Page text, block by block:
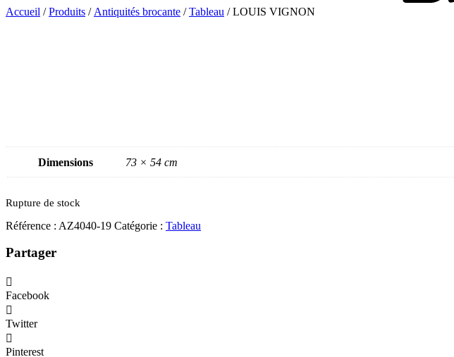
Accueil /Produits / Antiquités brocante /Tableau / LOUIS VIGNON
Dimensions 73 × 54 cm
Rupture de stock
Référence : AZ4040-19 Catégorie : Tableau
Partager
Facebook
Twitter
Pinterest